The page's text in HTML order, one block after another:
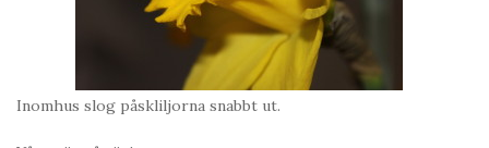
Inomhus slog påskliljorna snabbt ut.